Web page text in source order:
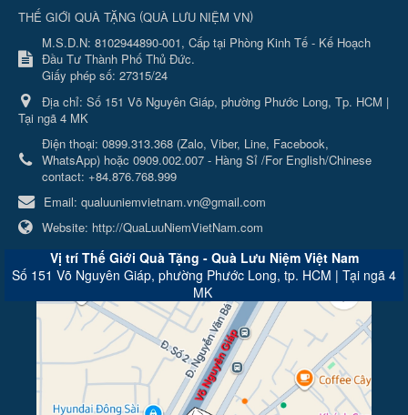
THẾ GIỚI QUÀ TẶNG (QUÀ LƯU NIỆM VN)
M.S.D.N: 8102944890-001, Cấp tại Phòng Kinh Tế - Kế Hoạch
Đầu Tư Thành Phố Thủ Đức.
Giấy phép số: 27315/24
Địa chỉ: Số 151 Võ Nguyên Giáp, phường Phước Long, Tp. HCM |
Tại ngã 4 MK
Điện thoại: 0899.313.368 (Zalo, Viber, Line, Facebook,
WhatsApp) hoặc 0909.002.007 - Hàng Sỉ /For English/Chinese
contact: +84.876.768.999
Email: qualuuniemvietnam.vn@gmail.com
Website: http://QuaLuuNiemVietNam.com
Vị trí Thế Giới Quà Tặng - Quà Lưu Niệm Việt Nam
Số 151 Võ Nguyên Giáp, phường Phước Long, tp. HCM | Tại ngã 4
MK